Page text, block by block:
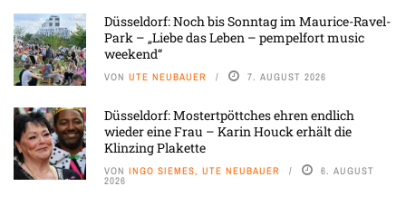
Düsseldorf: Noch bis Sonntag im Maurice-Ravel-
Park – „Liebe das Leben – pempelfort music
weekend“
VON UTE NEUBAUER 7. AUGUST 2026
Düsseldorf: Mostertpöttches ehren endlich
wieder eine Frau – Karin Houck erhält die
Klinzing Plakette
VON INGO SIEMES, UTE NEUBAUER 6. AUGUST
2026